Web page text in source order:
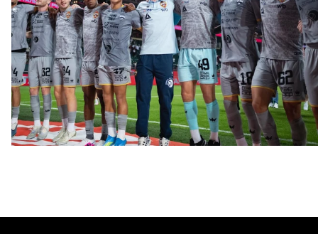
ФОТО: Победа над «Локомотивом»
4 АВГУСТА 2026 20:00